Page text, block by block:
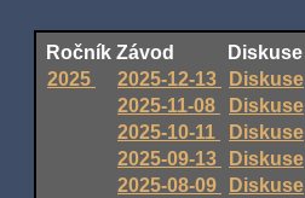
Ročník Závod
Diskuse
2025
2025-12-13
Diskuse
2025-11-08
Diskuse
2025-10-11
Diskuse
2025-09-13
Diskuse
2025-08-09
Diskuse